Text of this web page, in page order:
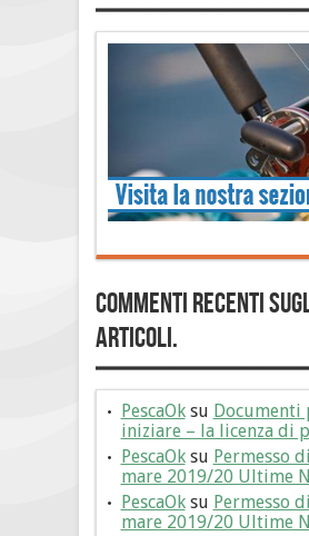
Commenti Recenti
articoli.
PescaOksu Documenti
iniziare – la licenza di
PescaOksu Permesso
mare 2019/20 Ultime
PescaOksu Permesso
mare 2019/20 Ultime